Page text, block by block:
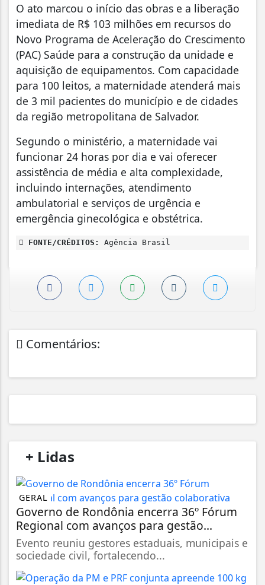
O ato marcou o início das obras e a liberação
imediata de R$ 103 milhões em recursos do
Novo Programa de Aceleração do Crescimento
(PAC) Saúde para a construção da unidade e
aquisição de equipamentos. Com capacidade
para 100 leitos, a maternidade atenderá mais
de 3 mil pacientes do município e de cidades
da região metropolitana de Salvador.
Segundo o ministério, a maternidade vai
funcionar 24 horas por dia e vai oferecer
assistência de média e alta complexidade,
incluindo internações, atendimento
ambulatorial e serviços de urgência e
emergência ginecológica e obstétrica.
FONTE/CRÉDITOS: Agência Brasil
Comentários:
+ Lidas
GERAL
Governo de Rondônia encerra 36º Fórum
Regional com avanços para gestão...
Evento reuniu gestores estaduais, municipais e
sociedade civil, fortalecendo...